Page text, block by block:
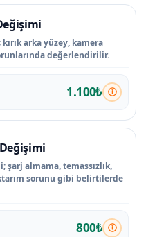
arka yüzey, kamera
değerlendirilir.
1.100₺
şarj almama, temassızlık,
sorunu gibi belirtilerde
800₺